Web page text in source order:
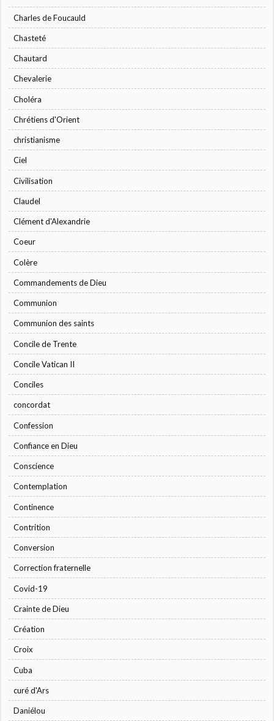
Charles de Foucauld
Chasteté
Chautard
Chevalerie
Choléra
Chrétiens d'Orient
christianisme
Ciel
Civilisation
Claudel
Clément d'Alexandrie
Coeur
Colère
Commandements de Dieu
Communion
Communion des saints
Concile de Trente
Concile Vatican II
Conciles
concordat
Confession
Confiance en Dieu
Conscience
Contemplation
Continence
Contrition
Conversion
Correction fraternelle
Covid-19
Crainte de Dieu
Création
Croix
Cuba
curé d'Ars
Daniélou